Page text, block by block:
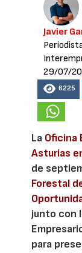
Javier
29/07/
6225
La Oficina
Asturias
de
Forestal
junto con
para